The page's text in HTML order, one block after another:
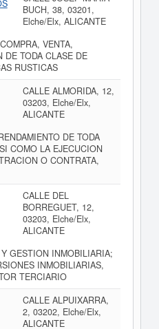
BUCH, 38, 03201,
Elche/Elx, ALICANTE
VENTA,
DE TODA CLASE DE
RUSTICAS
CALLE ALMORIDA, 12,
03203, Elche/Elx,
ALICANTE
DE TODA
COMO LA EJECUCION
O CONTRATA,
CALLE DEL
BORREGUET, 12,
03203, Elche/Elx,
ALICANTE
GESTION INMOBILIARIA;
INMOBILIARIAS,
TERCIARIO
CALLE ALPUIXARRA,
2, 03202, Elche/Elx,
ALICANTE